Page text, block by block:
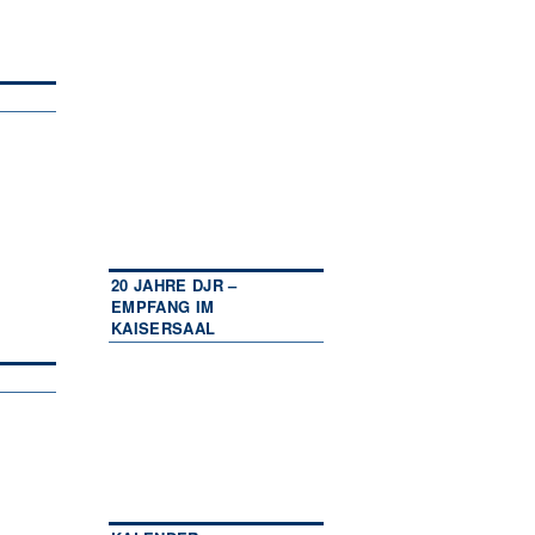
20 JAHRE DJR –
EMPFANG IM
KAISERSAAL